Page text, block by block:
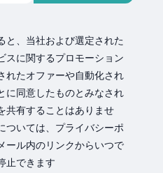
と、当社および選定された
スに関するプロモーション
れたオファーや自動化され
に同意したものとみなされ
共有することはありませ
ついては、プライバシーポ
ール内のリンクからいつで
止できます